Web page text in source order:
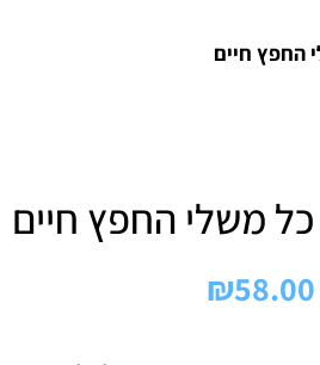
החפץ חיים
כל משלי החפץ חיים
₪58.00